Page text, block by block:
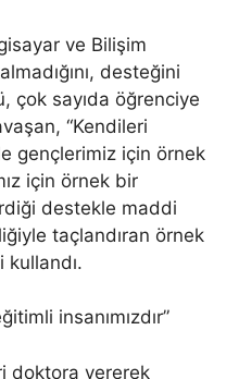
ve Bilişim
desteğini
çok sayıda öğrenciye
“Kendileri
gençlerimiz için örnek
için örnek bir
destekle maddi
taçlandıran örnek
kullandı.
insanımızdır”
doktora vererek